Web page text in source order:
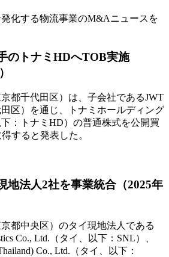
化する物流事業のM&Aニュースを
のトナミHDへTOB実施
都千代田区）は、子会社であるJWT
区）を通じ、トナミホールディング
：トナミHD）の普通株式を公開買
すると発表した。
地法人2社を事業統合（2025年
都中央区）のタイ現地法人である
Co., Ltd.（タイ、以下：SNL）、
Co., Ltd.（タイ、以下：